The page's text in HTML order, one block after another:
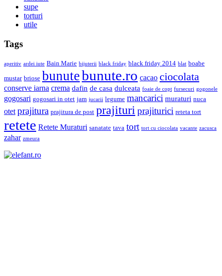
supe
torturi
utile
Tags
aperitiv ardei iute Bain Marie bijuterii black friday black friday 2014 blat boabe
mustar briose bunutebunute.ro cacao ciocolata
conserve iarna crema dafin de casa dulceata foaie de copt fursecuri gogonele
gogosari gogosari in otet jam jucarii legume mancarici muraturi nuca
otet prajitura prajitura de post prajituriprajiturici reteta tort
retete Retete Muraturi sanatate tava tort tort cu ciocolata vacante zacusca
zahar zmeura